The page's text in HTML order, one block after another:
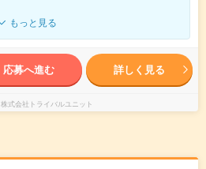
もっと見る
応募へ進む 詳しく見る
株式会社トライバルユニット